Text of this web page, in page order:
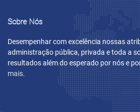
Sobre Nós
Desempenhar com excelência nossas
administração pública, privada e toda a
resultados além do esperado por nós e
mais.